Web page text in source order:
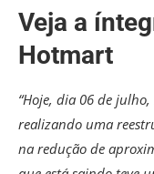
Veja a
Hotmart
“Hoje, dia 06 de
realizando uma
na redução de